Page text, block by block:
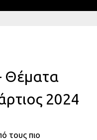
Θέματα
2024
τους πιο